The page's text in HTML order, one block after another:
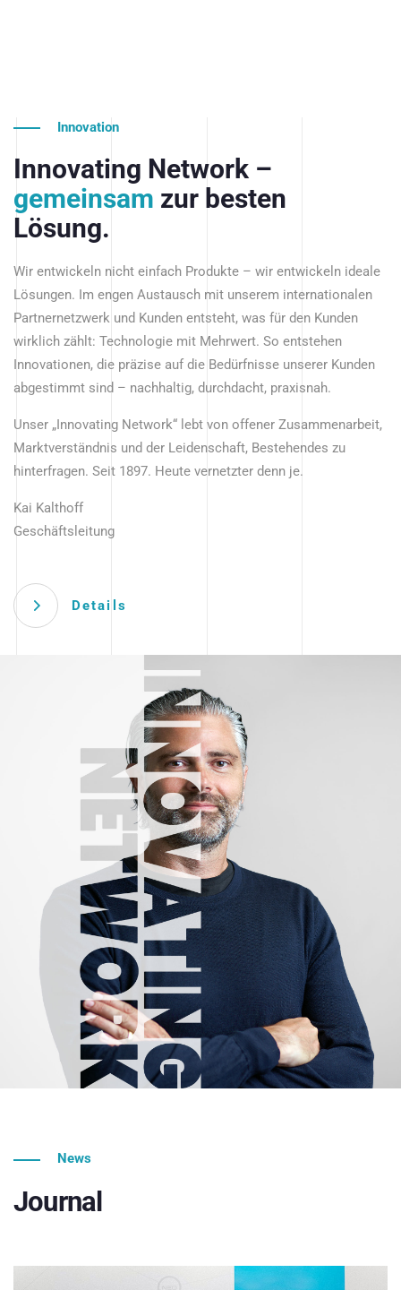
Innovation
Innovating Network –
gemeinsam zur besten
Lösung.
Wir entwickeln nicht einfach Produkte – wir entwickeln ideale
Lösungen. Im engen Austausch mit unserem internationalen
Partnernetzwerk und Kunden entsteht, was für den Kunden
wirklich zählt: Technologie mit Mehrwert. So entstehen
Innovationen, die präzise auf die Bedürfnisse unserer Kunden
abgestimmt sind – nachhaltig, durchdacht, praxisnah.
Unser „Innovating Network“ lebt von offener Zusammenarbeit,
Marktverständnis und der Leidenschaft, Bestehendes zu
hinterfragen. Seit 1897. Heute vernetzter denn je.
Kai Kalthoff
Geschäftsleitung
Details
News
Journal